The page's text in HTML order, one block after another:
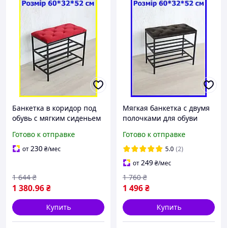
Банкетка в коридор под
обувь с мягким сиденьем
60*32*52 см красная,
полка для обуви
Готово к отправке
от230₴/мес
1 380.96₴
1 644 ₴
Купить
Мягкая банкетка с двумя
полочками для обуви
пуф лавка для обуви в
прихожую лофт
Готово к отправке
5.0 (2)
от249₴/мес
1 496₴
1 760 ₴
Купить